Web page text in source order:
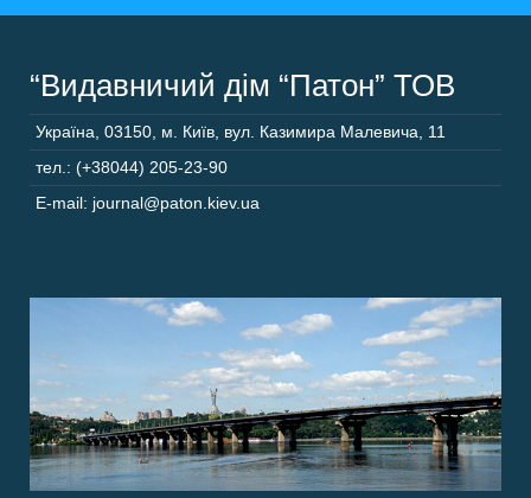
“Видавничий дім “Патон” ТОВ
Україна 03150 м. Київ, вул. Казимира Малевича, 11
тел.: (+38044) 205-23-90
E-mail: journal@paton.kiev.ua